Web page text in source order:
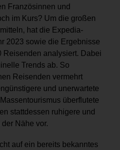
Französinnen und
im Kurs? Um die großen
hat die Expedia-
2023 sowie die Ergebnisse
Reisenden analysiert. Dabei
Trends ab. So
Reisenden vermehrt
und unerwartete
überflutete
stattdessen ruhigere und
Nähe vor.
auf ein bereits bekanntes